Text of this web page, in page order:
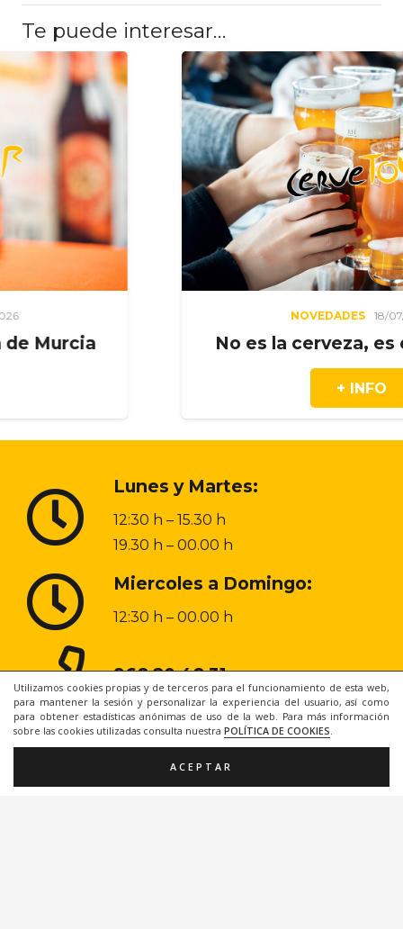
Utilizamos cookies propias y de terceros para el funcionamiento de esta web,
para mantener la sesión y personalizar la experiencia del usuario, así como
para obtener estadísticas anónimas de uso de la web. Para más información
sobre las cookies utilizadas consulta nuestra POLÍTICA DE COOKIES.
ACEPTAR
Te puede interesar…
18/07/2026
No es la cerveza, es el
Lunes y Martes:
12:30 h – 15.30 h
19.30 h – 00.00 h
Miercoles a Domingo:
12:30 h – 00.00 h
968 20 48 31